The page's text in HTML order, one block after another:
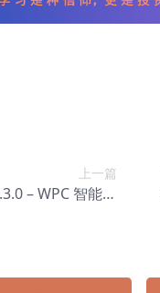
上一篇
– WPC 智能比